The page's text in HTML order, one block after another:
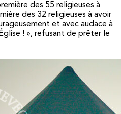
des 55 religieuses à
des 32 religieuses à avoir
et avec audace à
! », refusant de prêter le